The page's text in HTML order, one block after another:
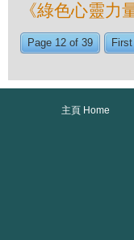
《綠色心靈
Page 12 of 39 First
主頁 Home